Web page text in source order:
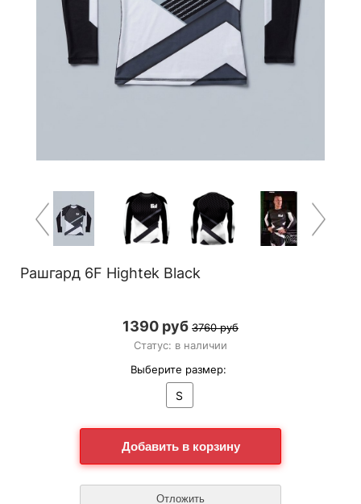
Рашгард 6F Hightek Black
1390 руб 3760 руб
Статус: в наличии
Выберите размер:
S